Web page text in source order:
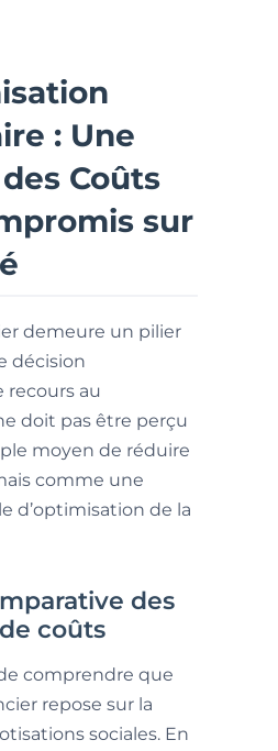
: Une
Coûts
sur
demeure un pilier
décision
recours au
doit pas être perçu
moyen de réduire
comme une
d’optimisation de la
des
coûts
comprendre que
repose sur la
sociales. En